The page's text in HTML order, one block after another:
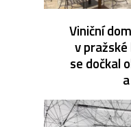
Viniční
v
se dočkal